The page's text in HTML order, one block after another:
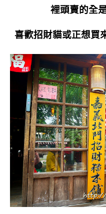
裡頭賣的全
喜歡招財貓或正想買